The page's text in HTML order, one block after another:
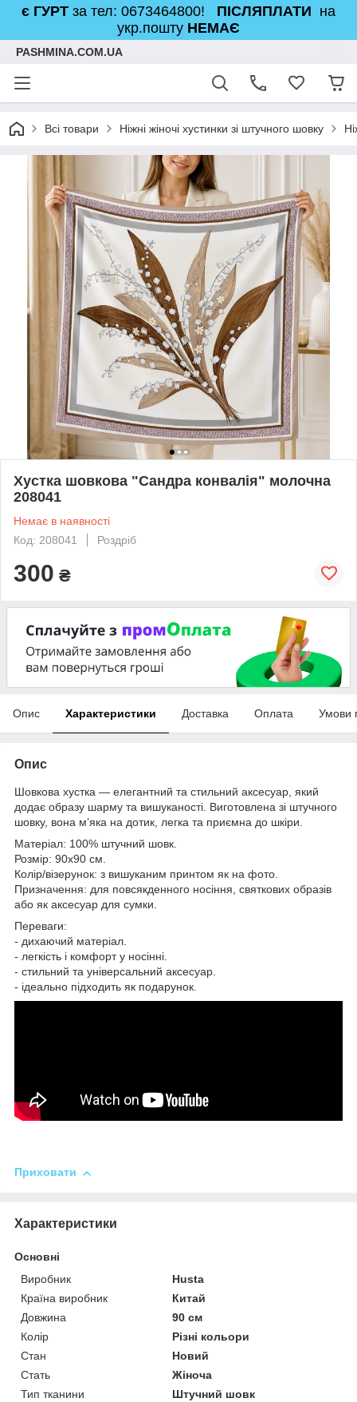
є ГУРТ за тел: 0673464800! ПІСЛЯПЛАТИ на
укр.пошту НЕМАЄ
PASHMINA.COM.UA
Всі товари Ніжні жіночі хустинки зі штучного шовку
Хустка шовкова "Сандра конвалія" молочна
208041
Немає в наявності
Код: 208041
Роздріб
300 ₴
Опис Характеристики Доставка Оплата Умови
Опис
Шовкова хустка — елегантний та стильний аксесуар, який
додає образу шарму та вишуканості. Виготовлена зі штучного
шовку, вона м’яка на дотик, легка та приємна до шкіри.
Матеріал: 100% штучний шовк.
Розмір: 90x90 см.
Колір/візерунок: з вишуканим принтом як на фото.
Призначення: для повсякденного носіння, святкових образів
або як аксесуар для сумки.
Переваги:
- дихаючий матеріал.
- легкість і комфорт у носінні.
- стильний та універсальний аксесуар.
- ідеально підходить як подарунок.
Приховати
Характеристики
Основні
Виробник
Husta
Країна виробник
Китай
Довжина
90 см
Колір
Різні кольори
Стан
Новий
Стать
Жіноча
Тип тканини
Штучний шовк